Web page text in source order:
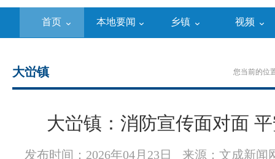
首页 本地要闻 乡镇 视频
您当前的位
大峃镇
大峃镇：消防宣传面对面
发布时间：2026年04月23日 来源：文成新闻